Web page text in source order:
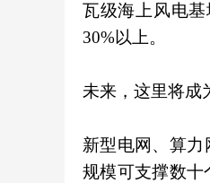
瓦级海上风电
30%以上。
未来，这里将成
新型电网、算力
规模可支撑数十